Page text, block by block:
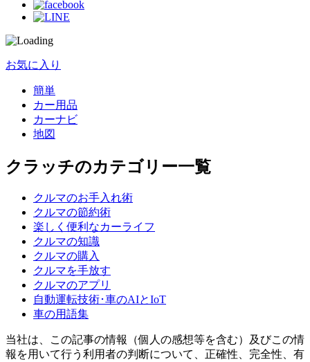
お気に入り
簡単
カー用品
カーナビ
地図
クラッチのカテゴリー一覧
クルマのお手入れ術
クルマの節約術
楽しく便利なカーライフ
クルマの知識
クルマの購入
クルマを手放す
クルマのアプリ
自動運転技術･車のAIとIoT
車の用語集
当社は、この記事の情報（個人の感想等を含む）及びこの情
報を用いて行う利用者の判断について、正確性、完全性、有